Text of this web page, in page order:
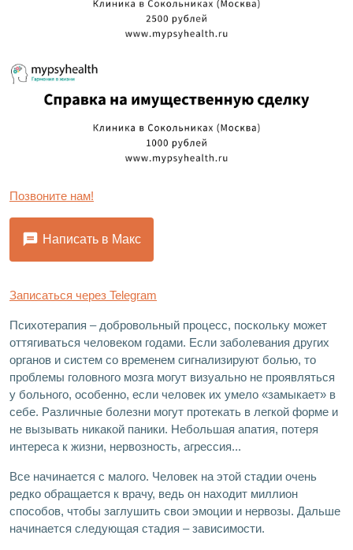
Позвоните нам!
Написать в Макс
Записаться через Telegram
Психотерапия – добровольный процесс, поскольку может
оттягиваться человеком годами. Если заболевания других
органов и систем со временем сигнализируют болью, то
проблемы головного мозга могут визуально не проявляться
у больного, особенно, если человек их умело «замыкает» в
себе. Различные болезни могут протекать в легкой форме и
не вызывать никакой паники. Небольшая апатия, потеря
интереса к жизни, нервозность, агрессия...
Все начинается с малого. Человек на этой стадии очень
редко обращается к врачу, ведь он находит миллион
способов, чтобы заглушить свои эмоции и нервозы. Дальше
начинается следующая стадия – зависимости.